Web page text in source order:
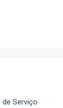
de Serviço